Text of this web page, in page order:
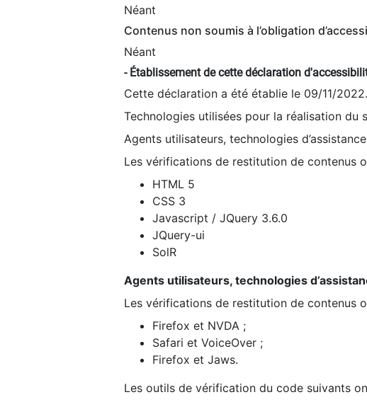
Néant
Contenus non soumis à l’obligation
Néant
- Établissement de cette déclaration
Cette déclaration a été établie le 09/11/
Technologies utilisées pour la réalisation du
Agents utilisateurs, technologies
Les vérifications de restitution de contenus
HTML 5
CSS 3
Javascript / JQuery 3.6.0
JQuery-ui
SolR
Agents utilisateurs, technologies
Les vérifications de restitution de contenus
Firefox et NVDA ;
Safari et VoiceOver ;
Firefox et Jaws.
Les outils de vérification du code suivants